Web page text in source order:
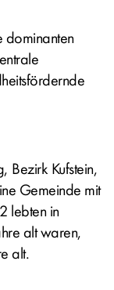
dominanten
Bezirk Kufstein,
Gemeinde mit
lebten in
alt waren,
alt.